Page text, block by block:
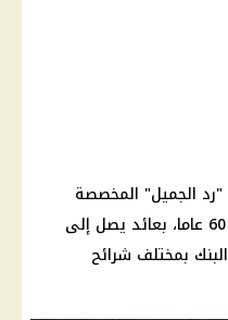
"رد الجميل" المخصصة
للأشخاص الذين تزيد أعمارهم عن 60 عاما، بعائد يصل إلى
البنك بمختلف شرائح